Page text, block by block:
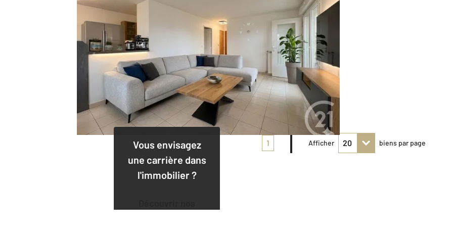
Vous envisagez
une carrière dans
l'immobilier ?
1 Afficher biens par page